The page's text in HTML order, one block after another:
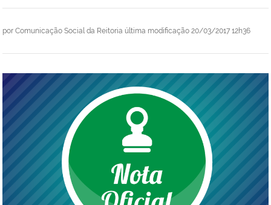
por Comunicação Social da Reitoria última modificação 20/03/2017 12h36